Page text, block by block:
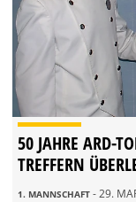
50 JAHRE ARD-
TREFFERN
1. MANNSCHAFT - 29.